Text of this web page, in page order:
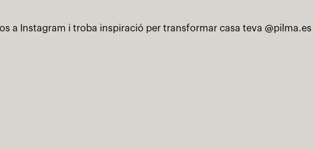
a Instagram i troba inspiració per transformar casa teva @pilma.es